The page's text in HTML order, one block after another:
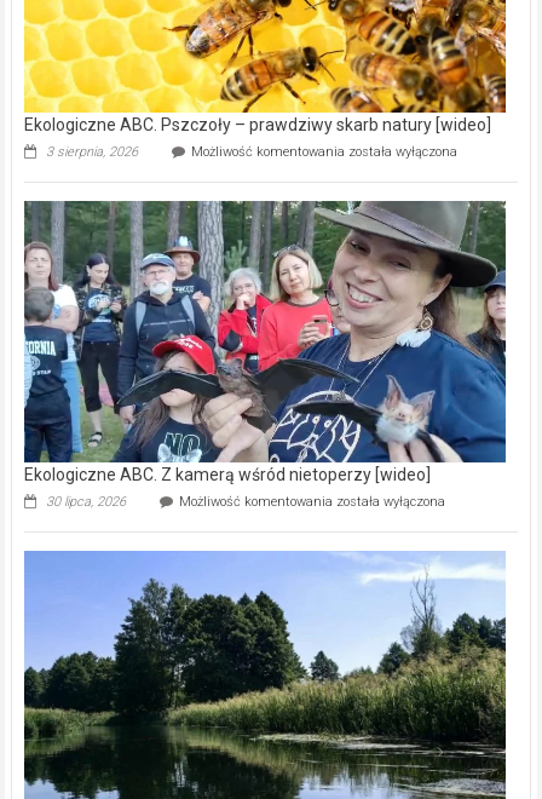
modernizację
oczyszczalni
ścieków
[wideo]
Ekologiczne ABC. Pszczoły – prawdziwy skarb natury [wideo]
3 sierpnia, 2026 Możliwość komentowania Ekologiczne
–
prawdziwy
skarb
natury
[wideo]
została wyłączona
Ekologiczne ABC. Z kamerą wśród nietoperzy [wideo]
30 lipca, 2026 Możliwość komentowania Ekologiczne
kamerą
wśród
została wyłączona